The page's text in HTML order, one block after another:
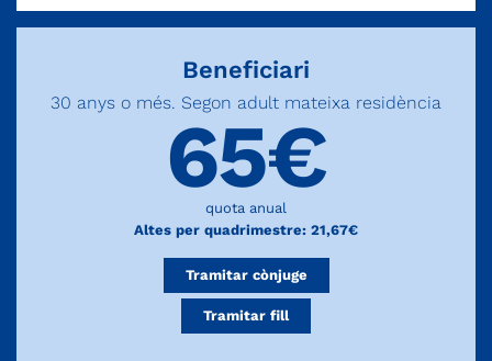
Beneficiari
30 anys o més. Segon adult mateixa residència
65€
quota anual
Altes per quadrimestre: 21,67€
Tramitar cònjuge
Tramitar fill